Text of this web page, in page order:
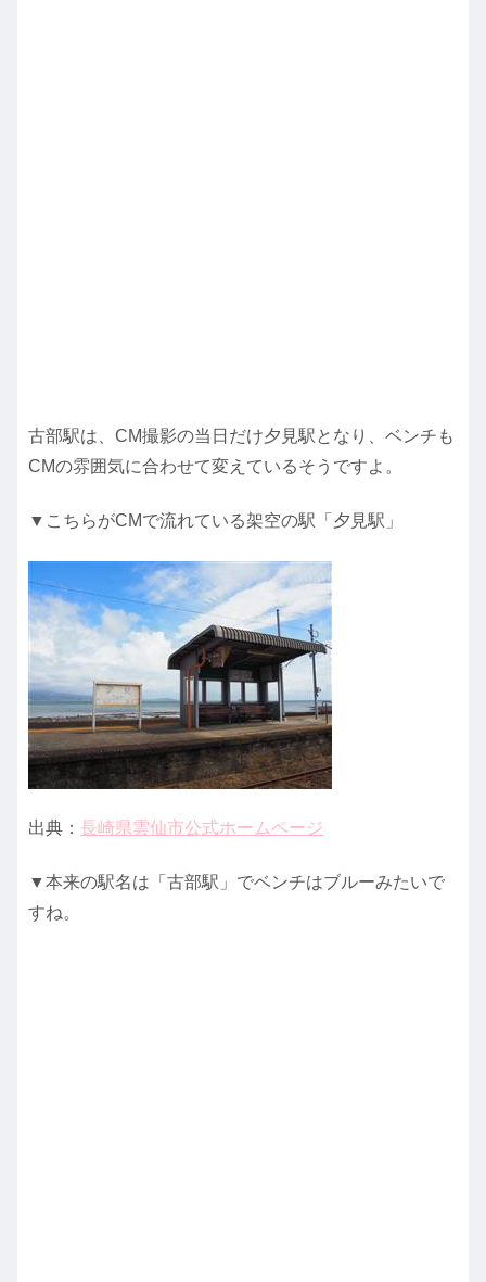
古部駅は、CM撮影の当日だけ夕見駅となり、ベンチも
CMの雰囲気に合わせて変えているそうですよ。
▼こちらがCMで流れている架空の駅「夕見駅」
出典： 長崎県雲仙市公式ホームページ
▼本来の駅名は「古部駅」でベンチはブルーみたいで
すね。